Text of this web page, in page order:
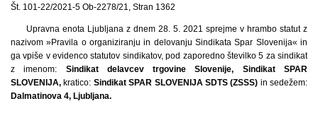
Št. 101-22/2021-5 Ob-2278/21, Stran 1362
Upravna enota Ljubljana z dnem 28. 5. 2021 sprejme v hrambo statut z
nazivom »Pravila o organiziranju in delovanju Sindikata Spar Slovenija« in
ga vpiše v evidenco statutov sindikatov, pod zaporedno številko 5 za sindikat
z imenom: Sindikat delavcev trgovine Slovenije, Sindikat SPAR
SLOVENIJA, kratico: Sindikat SPAR SLOVENIJA SDTS (ZSSS) in sedežem:
Dalmatinova 4, Ljubljana.